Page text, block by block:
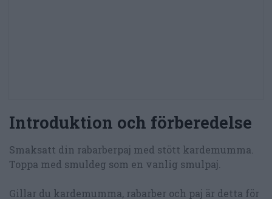
Introduktion och förberedelse
Smaksatt din rabarberpaj med stött kardemumma.
Toppa med smuldeg som en vanlig smulpaj.
Gillar du kardemumma, rabarber och paj är detta för